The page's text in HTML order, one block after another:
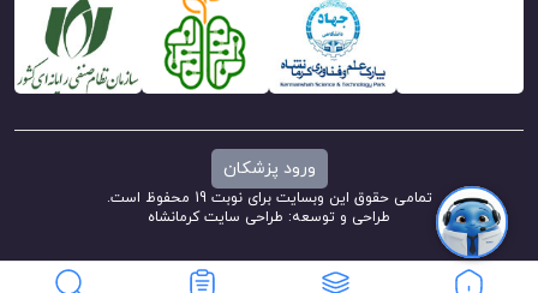
ورود پزشکان
تمامی حقوق این وبسایت برای نوبت 19 محفوظ است.
طراحی و توسعه: طراحی سایت کرمانشاه